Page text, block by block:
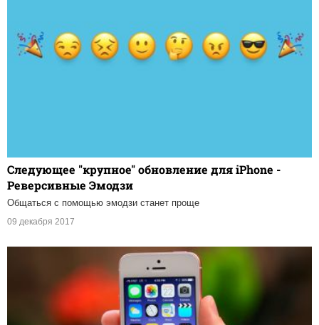
Следующее "крупное" обновление для iPhone -
Реверсивные Эмодзи
Общаться с помощью эмодзи станет проще
09 декабря 2017